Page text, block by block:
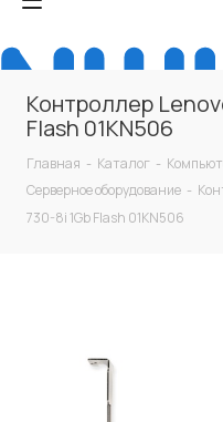
Контроллер
Flash 01KN506
Главная - Каталог -
Серверное оборудование -
730-8i 1Gb Flash 01KN506